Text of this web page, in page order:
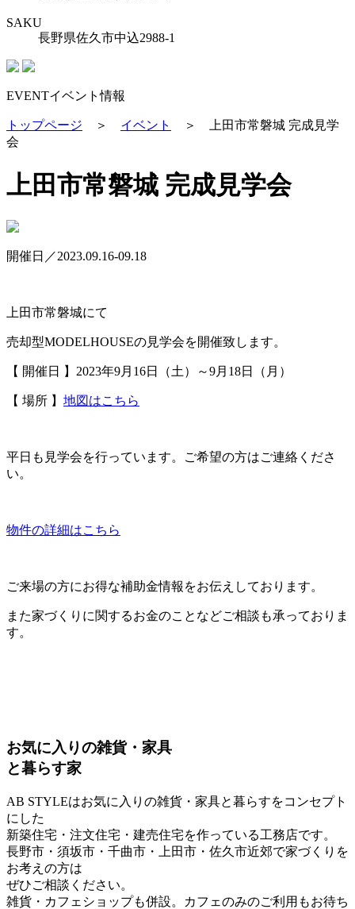
SAKU
長野県佐久市中込2988-1
EVENTイベント情報
トップページ ＞ イベント ＞
上田市常磐城 完成見学
会
上田市常磐城 完成見学会
開催日／2023.09.16-09.18
上田市常磐城にて
売却型MODELHOUSEの見学会を開催致します。
【 開催日 】2023年9月16日（土）～9月18日（月）
【 場所 】 地図はこちら
平日も見学会を行っています。ご希望の方はご連絡くださ
い。
物件の詳細はこちら
ご来場の方にお得な補助金情報をお伝えしております。
また家づくりに関するお金のことなどご相談も承っておりま
す。
お気に入りの雑貨・家具
と暮らす家
AB STYLEはお気に入りの雑貨・家具と暮らすをコンセプト
にした
新築住宅・注文住宅・建売住宅を作っている工務店です。
長野市・須坂市・千曲市・上田市・佐久市近郊で家づくりを
お考えの方は
ぜひご相談ください。
雑貨・カフェショップも併設。カフェのみのご利用もお待ち